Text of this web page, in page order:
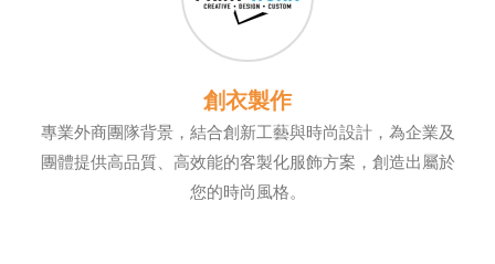
創衣製作
專業外商團隊背景，結合創新工藝與時尚設計，為企業及
團體提供高品質、高效能的客製化服飾方案，創造出屬於
您的時尚風格。